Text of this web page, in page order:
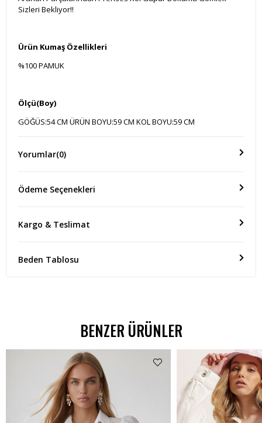
Sizleri Bekliyor!!
Ürün Kumaş Özellikleri
%100 PAMUK
Ölçü(Boy)
GÖĞÜS:54 CM ÜRÜN BOYU:59 CM KOL BOYU:59 CM
Yorumlar(0)
Ödeme Seçenekleri
Kargo & Teslimat
Beden Tablosu
BENZER ÜRÜNLER
%62 İNDİRİM
₺299,00
₺538,99